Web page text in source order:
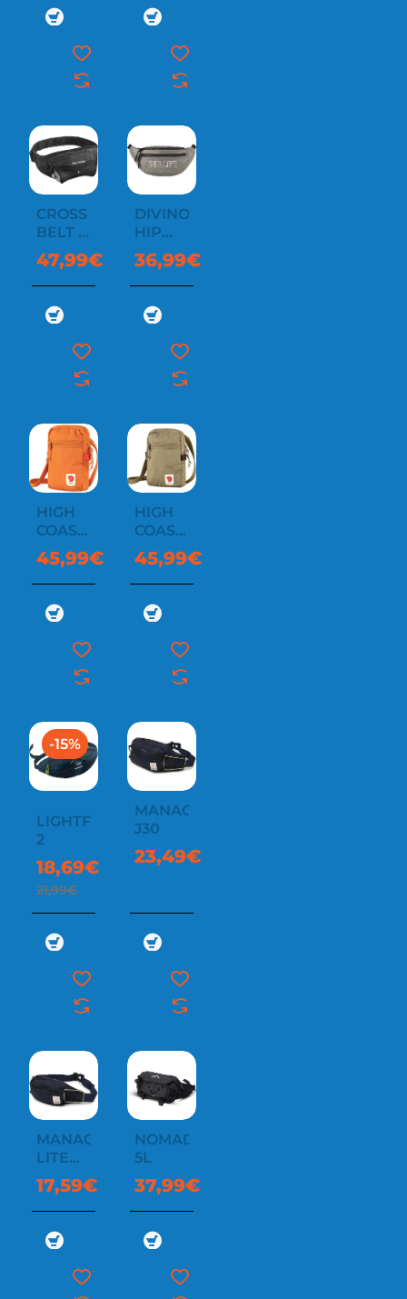
CROSS
BELT 1
BOTTLE
47,99€
DIVINO
HIP
PACK
36,99€
HIGH
COAST
POCKET
45,99€
HIGH
COAST
POCKET
45,99€
-15%
LIGHTFLITE
2
18,69€
21,99€
MANACOR
J30
23,49€
MANACOR
LITE
J30
17,59€
NOMAD
5L
37,99€